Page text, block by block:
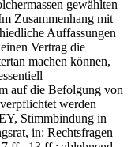
gewählten
Zusammenhang mit
Auffassungen
Vertrag die
machen können,
auf die Befolgung von
werden
Stimmbindung in
in: Rechtsfragen